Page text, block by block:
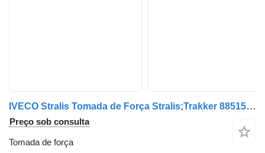
IVECO Stralis Tomada de Força Stralis;Trakker 8851541 para camião IVECO
Preço sob consulta
Tomada de força